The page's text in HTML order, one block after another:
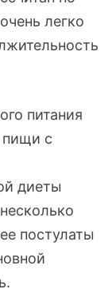
легко
питания
пищи с
диеты
постулаты